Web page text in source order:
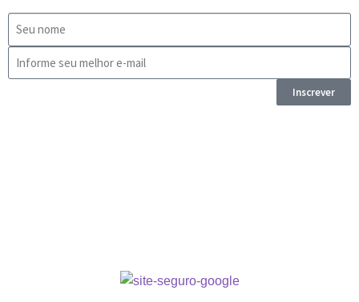
Inscrever